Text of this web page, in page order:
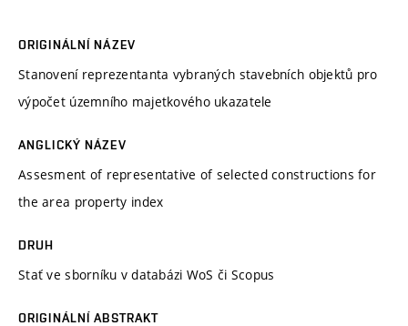
ORIGINÁLNÍ NÁZEV
Stanovení reprezentanta vybraných stavebních objektů pro
výpočet územního majetkového ukazatele
ANGLICKÝ NÁZEV
Assesment of representative of selected constructions for
the area property index
DRUH
Stať ve sborníku v databázi WoS či Scopus
ORIGINÁLNÍ ABSTRAKT